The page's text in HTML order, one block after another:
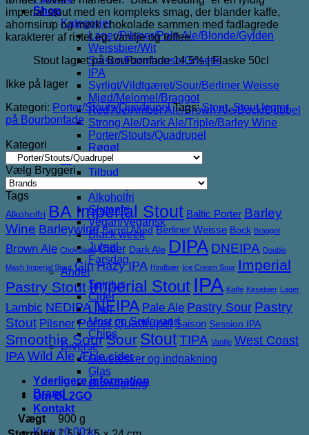
Shop
Kategorier
Lager/Pilsner/Pale Ale/Blonde/Gylden
Weissbier/Wit
Saison/Farmhouse/Grisette
IPA
Syrligt/Vildtgæret/Sour/Berliner Weisse
Mjød/Melomel/Braggot
Red Ale/Amber Ale/Brown Ale/Bock/Dubbel
Strong Ale/Dark Ale/Triple/Barley Wine
Porter/Stouts/Quadrupel
Røgøl
Øl
Tilbud
Alkoholfri
Glutenfri
Vegan/Vegansk
Black week
Juleøl
Farsdag
Andet
Spiritus
Cider
Likør
Most og Sodavand
Chips
Diverse
Gaveæsker og indpakning
Glas
Ølsmagning
Om ØL2GO
Kontakt
Kurv /0,00kr.
imperial stout med en kompleks smag, der blander kaffe,
ahornsirup og mørk chokolade sammen med fadlagrede
karakterer af ristet eg, vanilje og toffee.
Stout lagret på Bourbonfade 14,5% | Flaske 50cl
Ikke på lager
Kategori: Porter/Stouts/Quadrupel Tags:Stout,Stout lagret
på Bourbonfade
Kategori
Vælg Bryggeri
Tags
Alkoholfri BA Imperial Stout Baltic Porter Barley
Wine Barleywine Barrel Aged Berliner Weisse Bock Braggot
Brown Ale Chokolade Cider Dark Ale DIPA DNEIPA Double
Mash Imperial Stout GinHazy IPA Hindbær Ice Cream Sour Imperial
Pastry StoutImperial Stout IPA Kaffe Kirsebær Lager
Lambic NEDIPANEIPA Pale Ale Pastry Sour Pastry
Stout Pilsner Porter Quadrupel Saison Session IPA
Smoothie SourSour StoutTIPA Vanilje West Coast
IPAWild Ale Æble cider
Yderligere information
Brand
Vægt
900 g